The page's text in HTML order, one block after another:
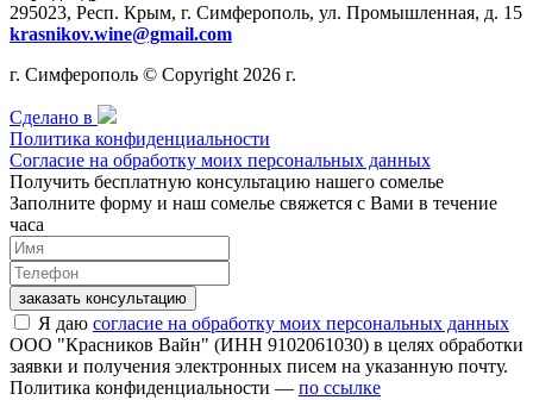
295023, Респ. Крым, г. Симферополь, ул. Промышленная, д. 15
krasnikov.wine@gmail.com
г. Симферополь © Copyright 2026 г.
Сделано в
Политика конфиденциальности
Согласие на обработку моих персональных данных
Получить бесплатную консультацию нашего сомелье
Заполните форму и наш сомелье свяжется с Вами в течение
часа
заказать консультацию
Я даю согласие на обработку моих персональных данных
ООО "Красников Вайн" (ИНН 9102061030) в целях обработки
заявки и получения электронных писем на указанную почту.
Политика конфиденциальности — по ссылке